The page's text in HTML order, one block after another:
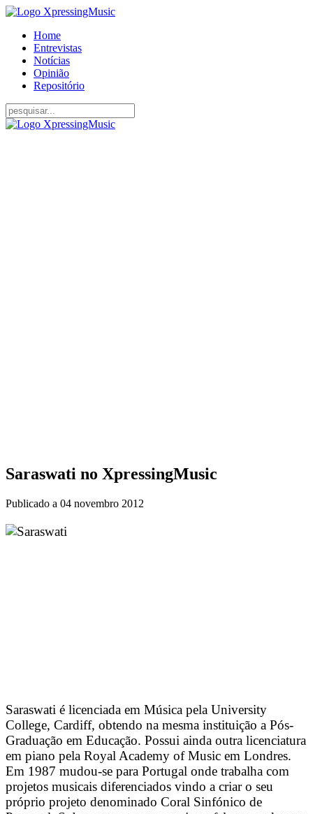
Home
Entrevistas
Notícias
Opinião
Repositório
Saraswati no XpressingMusic
Publicado a 04 novembro 2012
Saraswati é licenciada em Música pela University
College, Cardiff, obtendo na mesma instituição a Pós-
Graduação em Educação. Possui ainda outra licenciatura
em piano pela Royal Academy of Music em Londres.
Em 1987 mudou-se para Portugal onde trabalha com
projetos musicais diferenciados vindo a criar o seu
próprio projeto denominado Coral Sinfónico de